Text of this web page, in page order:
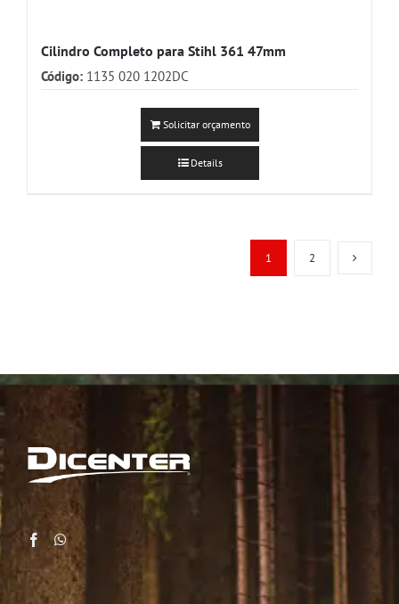
Cilindro Completo para Stihl 361 47mm
Código: 1135 020 1202DC
Solicitar orçamento
Details
1 2